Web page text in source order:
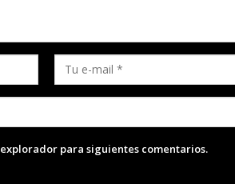
para siguientes comentarios.